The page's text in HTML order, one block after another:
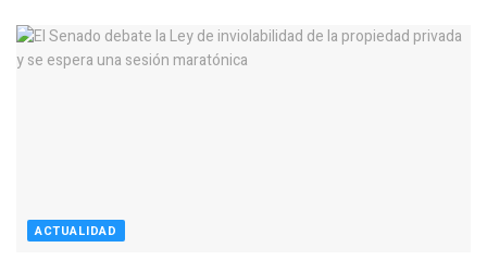
ACTUALIDAD